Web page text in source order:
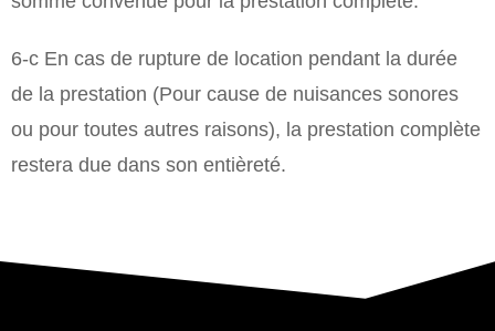
6-c En cas de rupture de location pendant la durée
de la prestation (Pour cause de nuisances sonores
ou pour toutes autres raisons), la prestation complète
restera due dans son entièreté.